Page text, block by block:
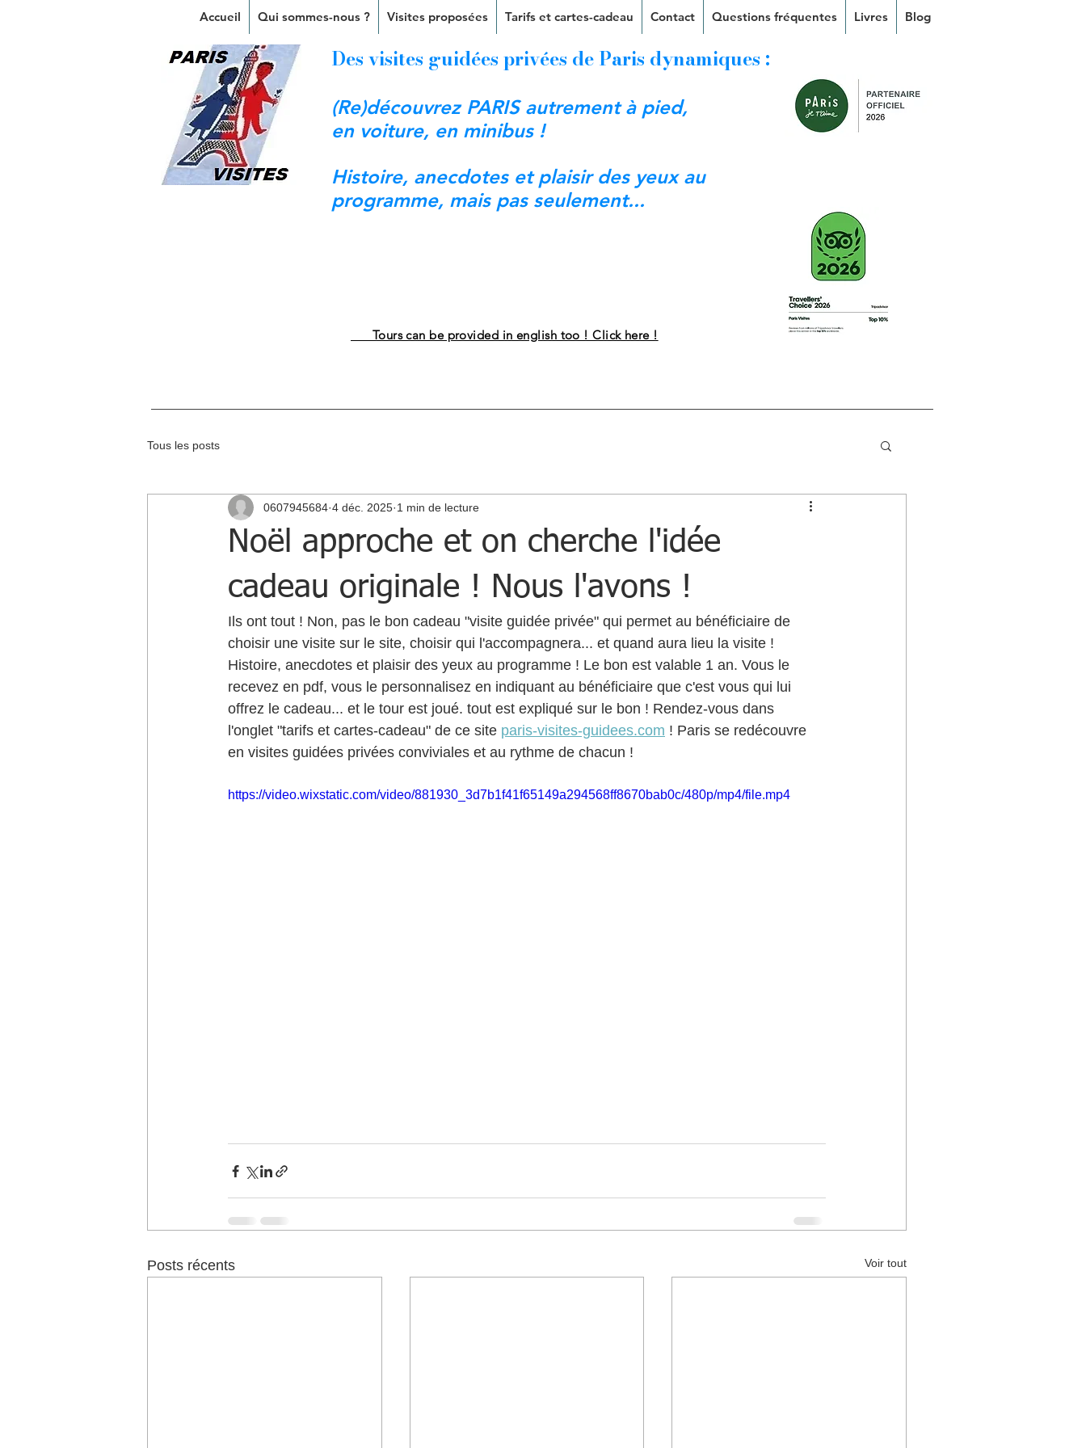
Accueil Qui sommes-nous ? Visites proposées Tarifs et cartes-cadeau Contact Questions fréquentes Livres Blog
Des visites guidées privées de Paris dynamiques :
(Re)découvrez PARIS autrement à pied,
en voiture, en minibus !
Histoire, anecdotes et plaisir des yeux au
programme, mais pas seulement...
Tours can be provided in english too ! Click here !
Tous les posts
Noël approche et on cherche l'idée
cadeau originale ! Nous l'avons !
0607945684 4 déc. 2025 1 min de lecture
Ils ont tout ! Non, pas le bon cadeau "visite guidée privée" qui permet au bénéficiaire de
choisir une visite sur le site, choisir qui l'accompagnera... et quand aura lieu la visite !
Histoire, anecdotes et plaisir des yeux au programme ! Le bon est valable 1 an. Vous le
recevez en pdf, vous le personnalisez en indiquant au bénéficiaire que c'est vous qui lui
offrez le cadeau... et le tour est joué. tout est expliqué sur le bon ! Rendez-vous dans
l'onglet "tarifs et cartes-cadeau" de ce site paris-visites-guidees.com ! Paris se redécouvre
en visites guidées privées conviviales et au rythme de chacun !
https://video.wixstatic.com/video/881930_3d7b1f41f65149a294568ff8670bab0c/480p/mp4/file.mp4
Posts récents Voir tout